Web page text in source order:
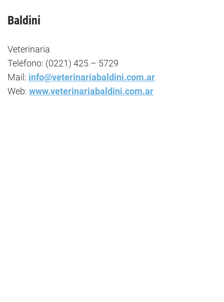
Baldini
Veterinaria
Teléfono: (0221) 425 – 5729
Mail: info@veterinariabaldini.com.ar
Web: www.veterinariabaldini.com.ar